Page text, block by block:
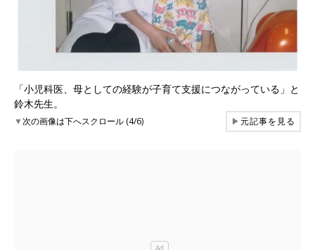
「小児科医、母としての経験が子育て支援につながっている」と
鈴木先生。
▼次の画像は下へスクロール (4/6) ▶元記事を見る